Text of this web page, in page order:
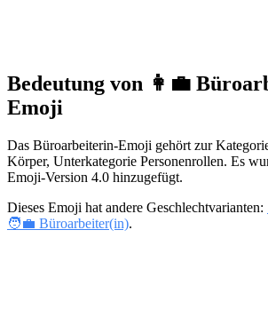
Bedeutung von 👩‍💼
Emoji
Das Büroarbeiterin-Emoji gehört zur
Körper, Unterkategorie Personenrollen. Es
Emoji-Version 4.0 hinzugefügt.
Dieses Emoji hat andere Geschlechtvarianten:
🧑‍💼 Büroarbeiter(in).